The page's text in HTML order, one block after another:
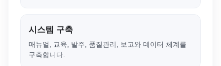
시스템 구축
매뉴얼, 교육, 발주, 품질관리, 보고와 데이터 체계를
구축합니다.